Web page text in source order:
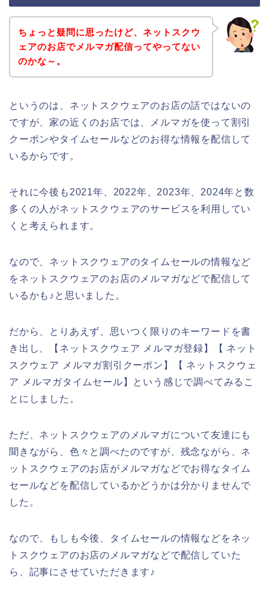
ちょっと疑問に思ったけど、ネットスクウ
ェアのお店でメルマガ配信ってやってない
のかな～。
というのは、ネットスクウェアのお店の話ではないの
ですが、家の近くのお店では、メルマガを使って割引
クーポンやタイムセールなどのお得な情報を配信して
いるからです。
それに今後も2021年、2022年、2023年、2024年と数
多くの人がネットスクウェアのサービスを利用してい
くと考えられます。
なので、ネットスクウェアのタイムセールの情報など
をネットスクウェアのお店のメルマガなどで配信して
いるかも♪と思いました。
だから、とりあえず、思いつく限りのキーワードを書
き出し、【ネットスクウェア メルマガ登録】【 ネット
スクウェア メルマガ割引クーポン】【 ネットスクウェ
ア メルマガタイムセール】という感じで調べてみるこ
とにしました。
ただ、ネットスクウェアのメルマガについて友達にも
聞きながら、色々と調べたのですが、残念ながら、ネ
ットスクウェアのお店がメルマガなどでお得なタイム
セールなどを配信しているかどうかは分かりませんで
した。
なので、もしも今後、タイムセールの情報などをネッ
トスクウェアのお店のメルマガなどで配信していた
ら、記事にさせていただきます♪